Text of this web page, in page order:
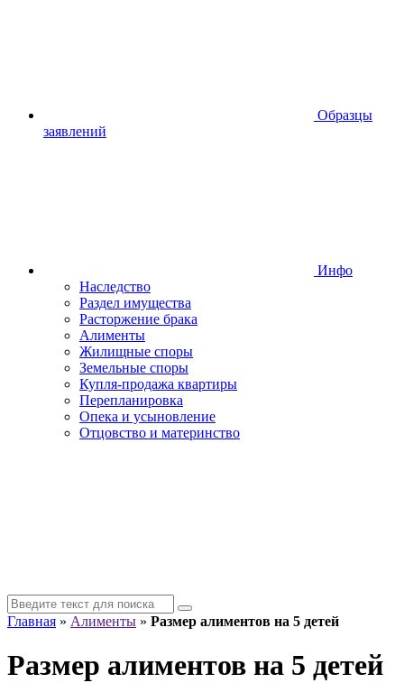
Образцы
заявлений
Инфо
Наследство
Раздел имущества
Расторжение брака
Алименты
Жилищные споры
Земельные споры
Купля-продажа квартиры
Перепланировка
Опека и усыновление
Отцовство и материнство
Главная » Алименты » Размер алиментов на 5 детей
Размер алиментов на 5 детей